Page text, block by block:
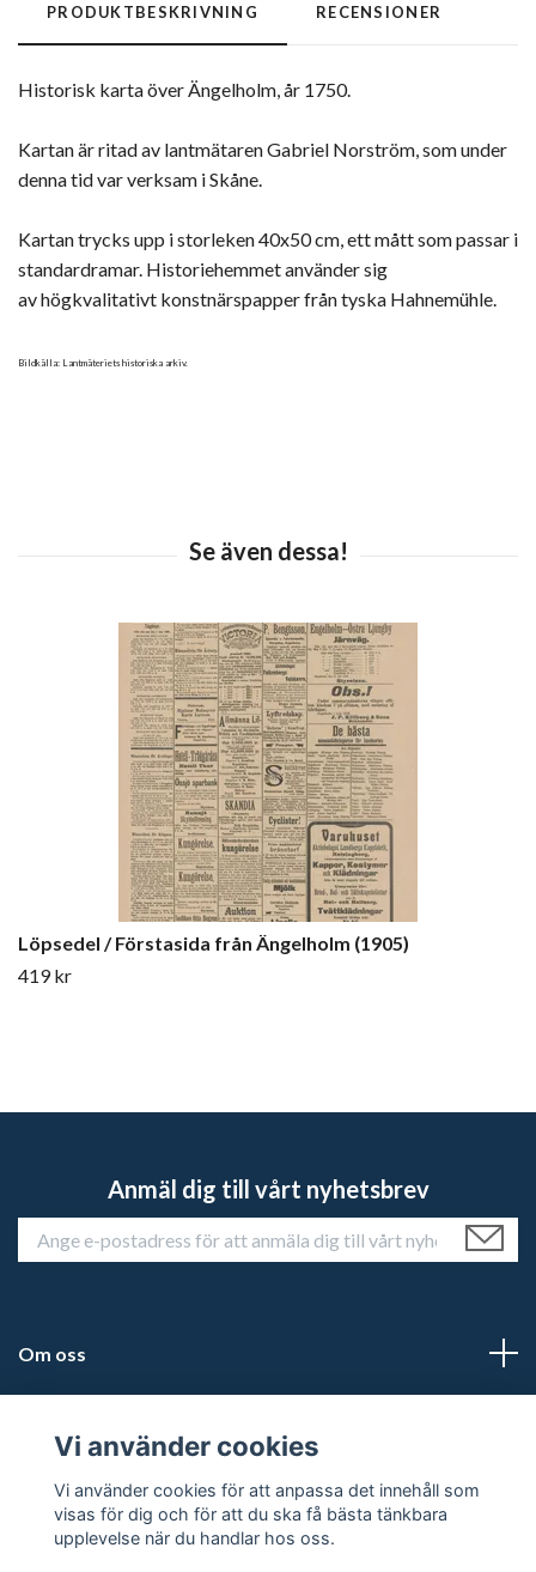
PRODUKTBESKRIVNING RECENSIONER
Historisk karta över Ängelholm, år 1750.
Kartan är ritad av lantmätaren Gabriel Norström, som under
denna tid var verksam i Skåne.
Kartan trycks upp i storleken 40x50 cm, ett mått som passar i
standardramar. Historiehemmet använder sig
av högkvalitativt konstnärspapper från tyska Hahnemühle.
Bildkälla: Lantmäteriets historiska arkiv.
Löpsedel / Förstasida från Ängelholm (1905)
419 kr
Anmäl dig till vårt nyhetsbrev
Om oss
Läs mer
Vi använder cookies
Vi använder cookies för att anpassa det innehåll som
visas för dig och för att du ska få bästa tänkbara
upplevelse när du handlar hos oss.